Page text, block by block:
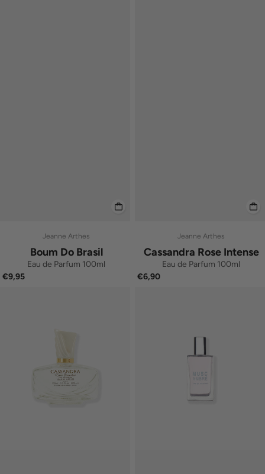
Jeanne Arthes
Boum Do Brasil
Eau de Parfum 100ml
€9,95
Jeanne Arthes
Cassandra Rose Intense
Eau de Parfum 100ml
€6,90